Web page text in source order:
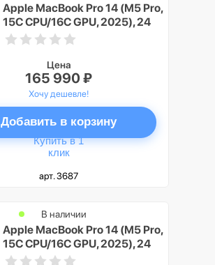
Apple MacBook Pro 14 (M5 Pro,
15C CPU/16C GPU, 2025), 24
ГБ, 1 ТБ SSD, Черный космос
Цена
165 990 ₽
Хочу дешевле!
Добавить в корзину
Купить в 1
клик
арт. 3687
Apple MacBook Pro 14 (M5 Pro,
15C CPU/16C GPU, 2025), 24
ГБ, 2 ТБ SSD, Серебристый
В наличии